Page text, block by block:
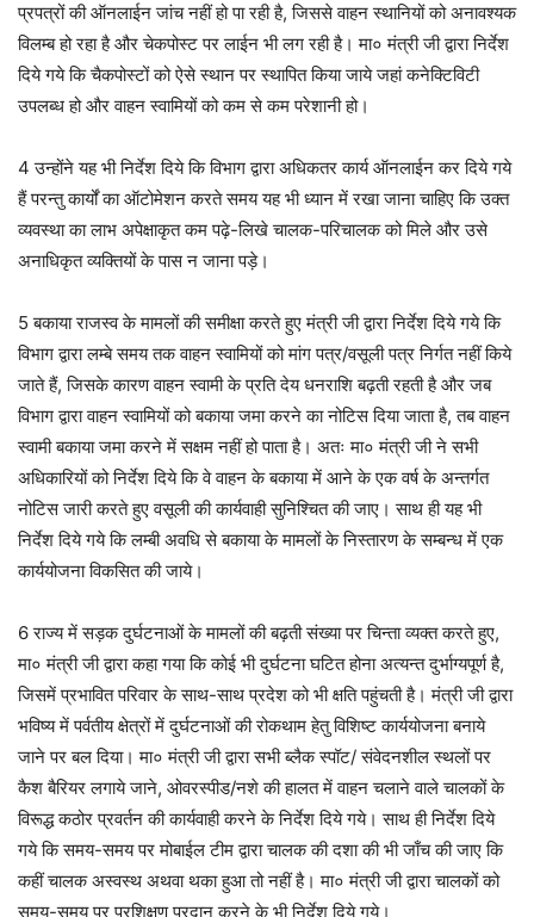
प्रपत्रों की ऑनलाईन जांच नहीं हो पा रही है, जिससे वाहन स्थानियों को अनावश्यक
विलम्ब हो रहा है और चेकपोस्ट पर लाईन भी लग रही है। मा० मंत्री जी द्वारा निर्देश
दिये गये कि चैकपोस्टों को ऐसे स्थान पर स्थापित किया जाये जहां कनेक्टिविटी
उपलब्ध हो और वाहन स्वामियों को कम से कम परेशानी हो।
4 उन्होंने यह भी निर्देश दिये कि विभाग द्वारा अधिकतर कार्य ऑनलाईन कर दिये गये
हैं परन्तु कार्यों का ऑटोमेशन करते समय यह भी ध्यान में रखा जाना चाहिए कि उक्त
व्यवस्था का लाभ अपेक्षाकृत कम पढ़े-लिखे चालक-परिचालक को मिले और उसे
अनाधिकृत व्यक्तियों के पास न जाना पड़े।
5 बकाया राजस्व के मामलों की समीक्षा करते हुए मंत्री जी द्वारा निर्देश दिये गये कि
विभाग द्वारा लम्बे समय तक वाहन स्वामियों को मांग पत्र/वसूली पत्र निर्गत नहीं किये
जाते हैं, जिसके कारण वाहन स्वामी के प्रति देय धनराशि बढ़ती रहती है और जब
विभाग द्वारा वाहन स्वामियों को बकाया जमा करने का नोटिस दिया जाता है, तब वाहन
स्वामी बकाया जमा करने में सक्षम नहीं हो पाता है। अतः मा० मंत्री जी ने सभी
अधिकारियों को निर्देश दिये कि वे वाहन के बकाया में आने के एक वर्ष के अन्तर्गत
नोटिस जारी करते हुए वसूली की कार्यवाही सुनिश्चित की जाए। साथ ही यह भी
निर्देश दिये गये कि लम्बी अवधि से बकाया के मामलों के निस्तारण के सम्बन्ध में एक
कार्ययोजना विकसित की जाये।
6 राज्य में सड़क दुर्घटनाओं के मामलों की बढ़ती संख्या पर चिन्ता व्यक्त करते हुए,
मा० मंत्री जी द्वारा कहा गया कि कोई भी दुर्घटना घटित होना अत्यन्त दुर्भाग्यपूर्ण है,
जिसमें प्रभावित परिवार के साथ-साथ प्रदेश को भी क्षति पहुंचती है। मंत्री जी द्वारा
भविष्य में पर्वतीय क्षेत्रों में दुर्घटनाओं की रोकथाम हेतु विशिष्ट कार्ययोजना बनाये
जाने पर बल दिया। मा० मंत्री जी द्वारा सभी ब्लैक स्पॉट/ संवेदनशील स्थलों पर
कैश बैरियर लगाये जाने, ओवरस्पीड/नशे की हालत में वाहन चलाने वाले चालकों के
विरूद्ध कठोर प्रवर्तन की कार्यवाही करने के निर्देश दिये गये। साथ ही निर्देश दिये
गये कि समय-समय पर मोबाईल टीम द्वारा चालक की दशा की भी जाँच की जाए कि
कहीं चालक अस्वस्थ अथवा थका हुआ तो नहीं है। मा० मंत्री जी द्वारा चालकों को
समय-समय पर प्रशिक्षण प्रदान करने के भी निर्देश दिये गये।